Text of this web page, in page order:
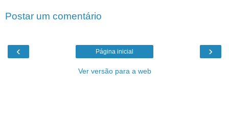
Postar um comentário
‹ ›
Página inicial
Ver versão para a web